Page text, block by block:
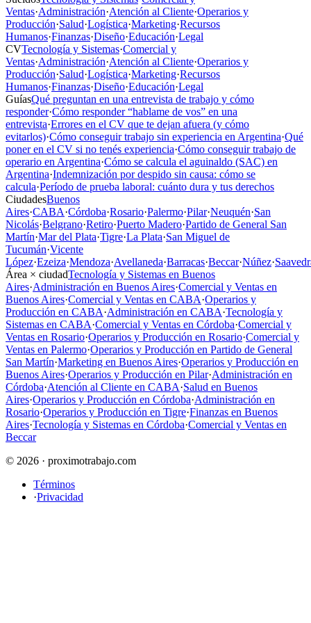
Ventas·Administración·Atención al Cliente·Operarios y
Producción·Salud·Logística·Marketing·Recursos
Humanos·Finanzas·Diseño·Educación·Legal
CVTecnología y Sistemas·Comercial y
Ventas·Administración·Atención al Cliente·Operarios y
Producción·Salud·Logística·Marketing·Recursos
Humanos·Finanzas·Diseño·Educación·Legal
GuíasQué preguntan en una entrevista de trabajo y cómo
responder·Cómo responder “hablame de vos” en una
entrevista·Errores en el CV que te dejan afuera (y cómo
evitarlos)·Cómo conseguir trabajo sin experiencia en Argentina·Qué
poner en el CV si no tenés experiencia·Cómo conseguir trabajo de
operario en Argentina·Cómo se calcula el aguinaldo (SAC) en
Argentina·Indemnización por despido sin causa: cómo se
calcula·Período de prueba laboral: cuánto dura y tus derechos
CiudadesBuenos
Aires·CABA·Córdoba·Rosario·Palermo·Pilar·Neuquén·San
Nicolás·Belgrano·Retiro·Puerto Madero·Partido de General San
Martín·Mar del Plata·Tigre·La Plata·San Miguel de
Tucumán·Vicente
López·Ezeiza·Mendoza·Avellaneda·Barracas·Beccar·Núñez·
Área × ciudadTecnología y Sistemas en Buenos
Aires·Administración en Buenos Aires·Comercial y Ventas en
Buenos Aires·Comercial y Ventas en CABA·Operarios y
Producción en CABA·Administración en CABA·Tecnología y
Sistemas en CABA·Comercial y Ventas en Córdoba·Comercial y
Ventas en Rosario·Operarios y Producción en Rosario·Comercial y
Ventas en Palermo·Operarios y Producción en Partido de General
San Martín·Marketing en Buenos Aires·Operarios y Producción en
Buenos Aires·Operarios y Producción en Pilar·Administración en
Córdoba·Atención al Cliente en CABA·Salud en Buenos
Aires·Operarios y Producción en Córdoba·Administración en
Rosario·Operarios y Producción en Tigre·Finanzas en Buenos
Aires·Tecnología y Sistemas en Córdoba·Comercial y Ventas en
Beccar
© 2026 · proximotrabajo.com
Términos
·Privacidad